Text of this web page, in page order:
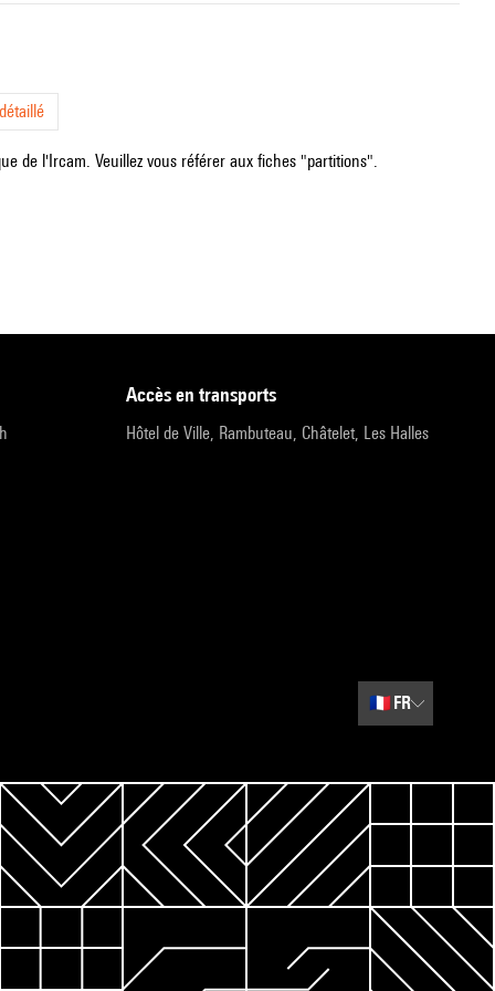
de l'Ircam. Veuillez vous référer aux fiches "partitions".
accès en transports
Hôtel de Ville, Rambuteau, Châtelet, Les Halles
🇫🇷 FR